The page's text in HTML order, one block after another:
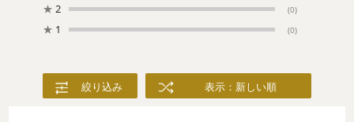
★ 2 (0)
★ 1 (0)
絞り込み 表示：新しい順